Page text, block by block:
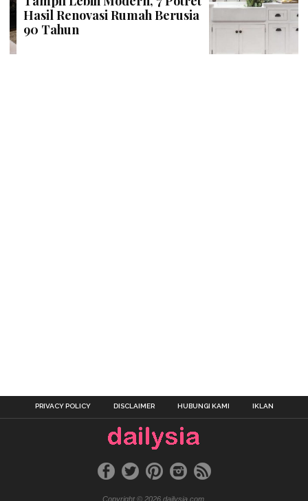
Hasil Renovasi Rumah Berusia
90 Tahun
PRIVACY POLICY DISCLAIMER HUBUNGI KAMI IKLAN
Copyright © 2026 dailysia.com.